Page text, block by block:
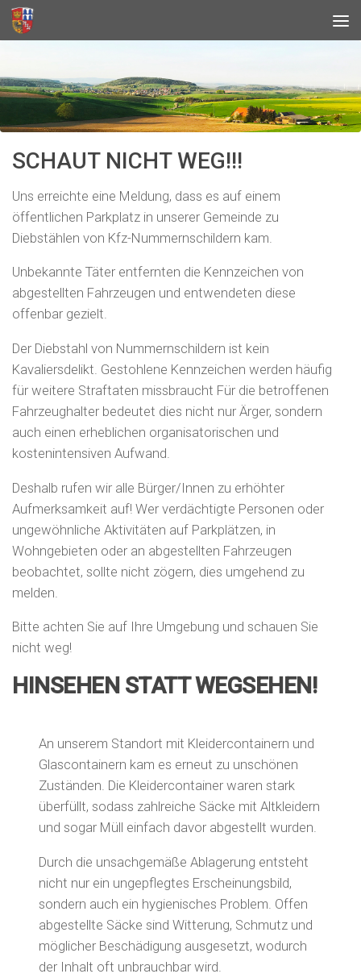
SCHAUT NICHT WEG!!!
Uns erreichte eine Meldung, dass es auf einem
öffentlichen Parkplatz in unserer Gemeinde zu
Diebstählen von Kfz-Nummernschildern kam.
Unbekannte Täter entfernten die Kennzeichen von
abgestellten Fahrzeugen und entwendeten diese
offenbar gezielt.
Der Diebstahl von Nummernschildern ist kein
Kavaliersdelikt. Gestohlene Kennzeichen werden häufig
für weitere Straftaten missbraucht Für die betroffenen
Fahrzeughalter bedeutet dies nicht nur Ärger, sondern
auch einen erheblichen organisatorischen und
kostenintensiven Aufwand.
Deshalb rufen wir alle Bürger/Innen zu erhöhter
Aufmerksamkeit auf! Wer verdächtigte Personen oder
ungewöhnliche Aktivitäten auf Parkplätzen, in
Wohngebieten oder an abgestellten Fahrzeugen
beobachtet, sollte nicht zögern, dies umgehend zu
melden.
Bitte achten Sie auf Ihre Umgebung und schauen Sie
nicht weg!
HINSEHEN STATT WEGSEHEN!
An unserem Standort mit Kleidercontainern und
Glascontainern kam es erneut zu unschönen
Zuständen. Die Kleidercontainer waren stark
überfüllt, sodass zahlreiche Säcke mit Altkleidern
und sogar Müll einfach davor abgestellt wurden.
Durch die unsachgemäße Ablagerung entsteht
nicht nur ein ungepflegtes Erscheinungsbild,
sondern auch ein hygienisches Problem. Offen
abgestellte Säcke sind Witterung, Schmutz und
möglicher Beschädigung ausgesetzt, wodurch
der Inhalt oft unbrauchbar wird.